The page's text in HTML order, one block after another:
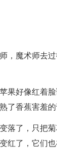
，魔术师去
果好像红着
了香蕉害羞的
落了，只把
红了，它们也